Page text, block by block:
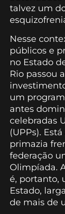
talvez um
Nesse
públicos e
no Estado
Rio passou
um
antes
celebradas
(UPPs).
primazia
federação
Olimpíada.
é, portanto,
Estado,
de mais de